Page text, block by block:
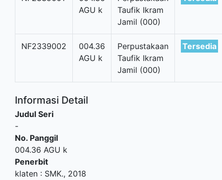
AGU k
Taufik Ikram
Jamil (000)
NF2339002
004.36
AGU k
Perpustakaan
Taufik Ikram
Jamil (000)
Tersedia
Informasi Detail
Judul Seri
-
No. Panggil
004.36 AGU k
Penerbit
klaten : SMK., 2018